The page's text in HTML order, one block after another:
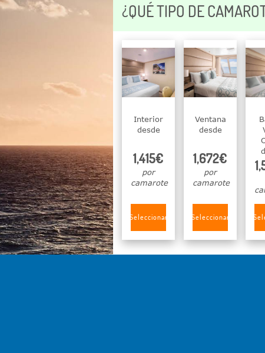
¿QUÉ TIPO DE
Interior
desde
1,415€
por
camarote
Seleccionar
Ventana
desde
1,672€
por
camarote
Seleccionar